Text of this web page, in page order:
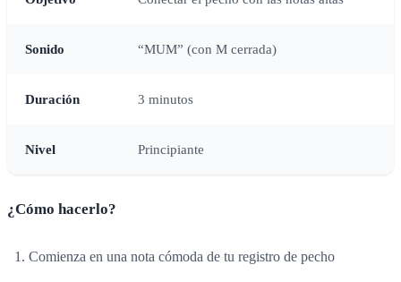
Sonido “MUM” (con M cerrada)
Duración 3 minutos
Nivel Principiante
¿Cómo hacerlo?
Comienza en una nota cómoda de tu registro de pecho